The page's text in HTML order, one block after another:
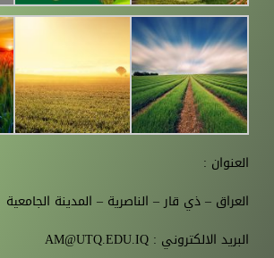
العنوان :
العراق – ذي قار – الناصرية – المدينة الجامعية
البريد الالكتروني : AM@UTQ.EDU.IQ